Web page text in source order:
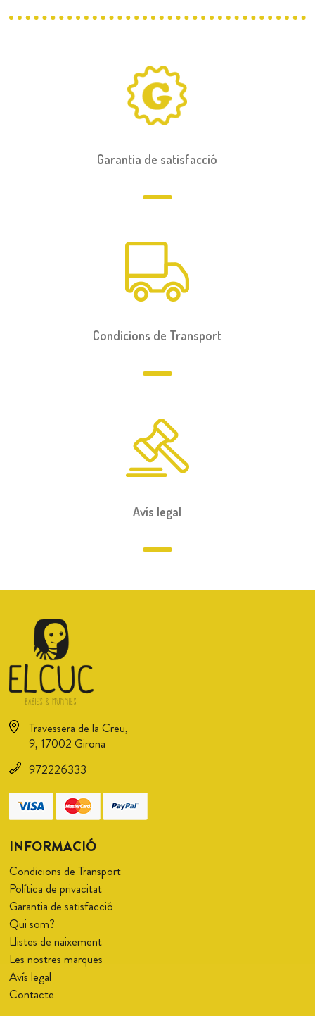
Garantia de satisfacció
Condicions de Transport
Avís legal
Travessera de la Creu,
9, 17002 Girona
972226333
INFORMACIÓ
Condicions de Transport
Política de privacitat
Garantia de satisfacció
Qui som?
Llistes de naixement
Les nostres marques
Avís legal
Contacte